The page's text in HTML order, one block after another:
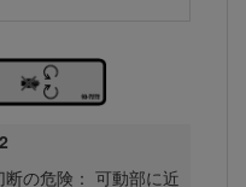
の危険： 可動部に近